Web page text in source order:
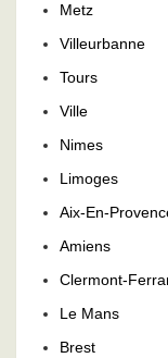
Metz
Villeurbanne
Tours
Ville
Nimes
Limoges
Aix-En-
Amiens
Clermont-
Le Mans
Brest